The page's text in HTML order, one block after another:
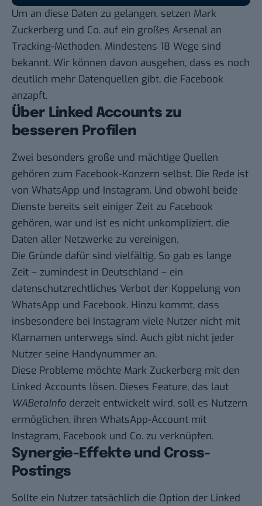
Um an diese Daten zu gelangen, setzen Mark
Zuckerberg und Co. auf ein großes Arsenal an
Tracking-Methoden. Mindestens 18 Wege sind
bekannt. Wir können davon ausgehen, dass es noch
deutlich mehr Datenquellen gibt, die Facebook
anzapft.
Über Linked Accounts zu
besseren Profilen
Zwei besonders große und mächtige Quellen
gehören zum Facebook-Konzern selbst. Die Rede ist
von WhatsApp und Instagram. Und obwohl beide
Dienste bereits seit einiger Zeit zu Facebook
gehören, war und ist es nicht unkompliziert, die
Daten aller Netzwerke zu vereinigen.
Die Gründe dafür sind vielfältig. So gab es lange
Zeit – zumindest in Deutschland – ein
datenschutzrechtliches Verbot der Koppelung von
WhatsApp und Facebook. Hinzu kommt, dass
insbesondere bei Instagram viele Nutzer nicht mit
Klarnamen unterwegs sind. Auch gibt nicht jeder
Nutzer seine Handynummer an.
Diese Probleme möchte Mark Zuckerberg mit den
Linked Accounts lösen. Dieses Feature, das laut
WABetaInfo derzeit entwickelt wird, soll es Nutzern
ermöglichen, ihren WhatsApp-Account mit
Instagram, Facebook und Co. zu verknüpfen.
Synergie-Effekte und Cross-
Postings
Sollte ein Nutzer tatsächlich die Option der Linked